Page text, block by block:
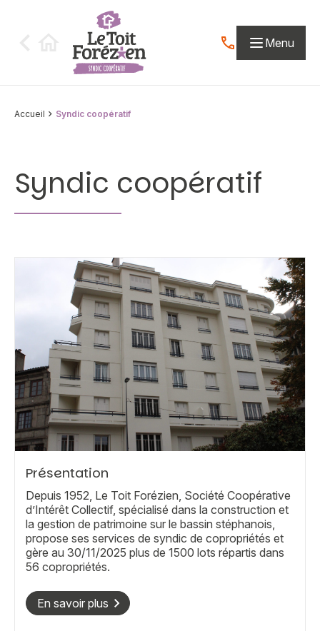
Contactez-nous
Menu
Accueil Syndic coopératif
Syndic coopératif
Présentation
Depuis 1952, Le Toit Forézien, Société Coopérative
d’Intérêt Collectif, spécialisé dans la construction et
la gestion de patrimoine sur le bassin stéphanois,
propose ses services de syndic de copropriétés et
gère au 30/11/2025 plus de 1500 lots répartis dans
56 copropriétés.
En savoir plus